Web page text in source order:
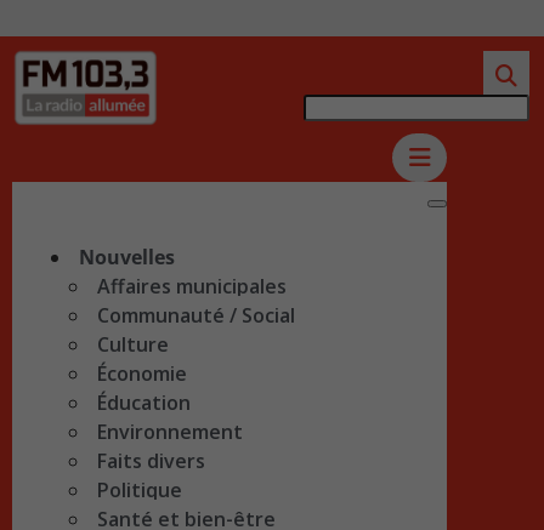
Nouvelles
Affaires municipales
Communauté / Social
Culture
Économie
Éducation
Environnement
Faits divers
Politique
Santé et bien-être